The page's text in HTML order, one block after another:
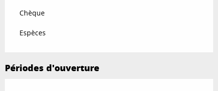
Chèque
Espèces
Périodes d'ouverture